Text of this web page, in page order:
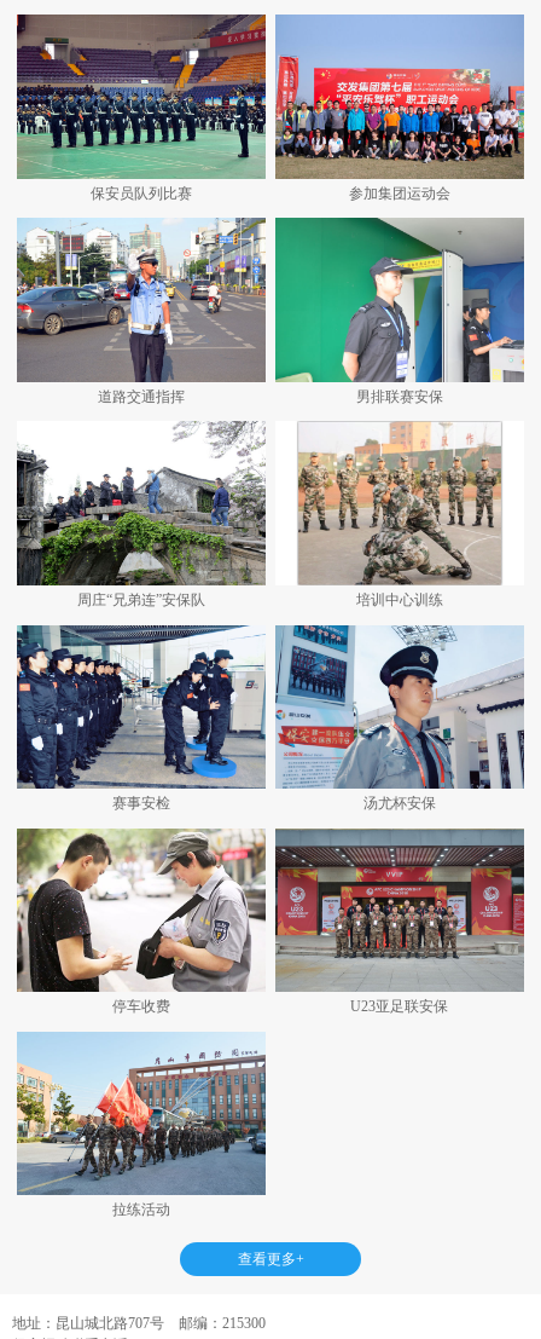
保安员队列比赛 参加集团运动会
道路交通指挥 男排联赛安保
周庄“兄弟连”安保队 培训中心训练
赛事安检 汤尤杯安保
停车收费 U23亚足联安保
拉练活动
查看更多+
地址：昆山城北路707号 邮编：215300